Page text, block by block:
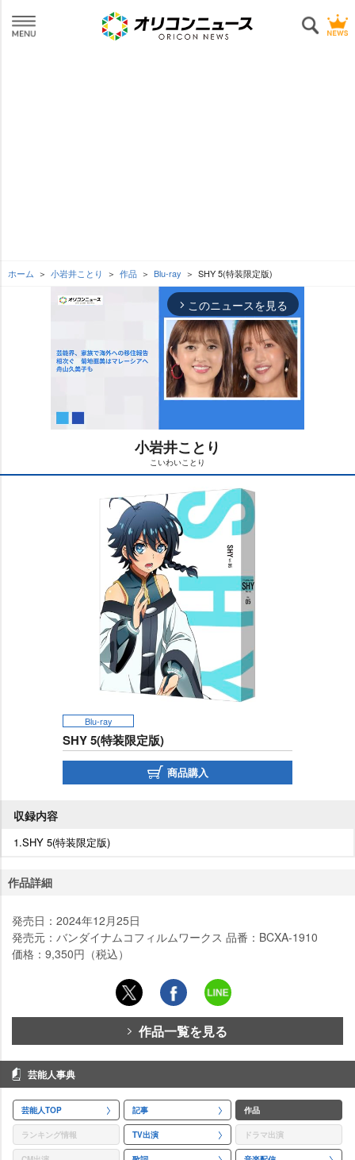
ホーム 小岩井ことり 作品 Blu-ray SHY 5(特装限定版)
arrow_forward_ios このニュースを見る
M
u
e
小岩井ことり
こいわいことり
Blu-ray
SHY 5(特装限定版)
商品購入
収録内容
1.SHY 5(特装限定版)
作品詳細
発売日：2024年12月25日
発売元：バンダイナムコフィルムワークス 品番：BCXA-1910
価格：9,350円（税込）
作品一覧を見る
芸能人事典
芸能人TOP 記事 作品
ランキング情報 TV出演 ドラマ出演